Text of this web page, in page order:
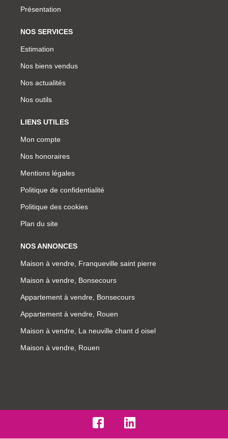
Présentation
NOS SERVICES
Estimation
Nos biens vendus
Nos actualités
Nos outils
LIENS UTILES
Mon compte
Nos honoraires
Mentions légales
Politique de confidentialité
Politique des cookies
Plan du site
NOS ANNONCES
Maison à vendre, Franqueville saint pierre
Maison à vendre, Bonsecours
Appartement à vendre, Bonsecours
Appartement à vendre, Rouen
Maison à vendre, La neuville chant d oisel
Maison à vendre, Rouen